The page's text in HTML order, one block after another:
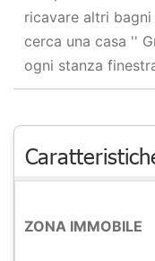
ricavare altri
cerca una casa ''
ogni stanza
ZONA IMMOBILE